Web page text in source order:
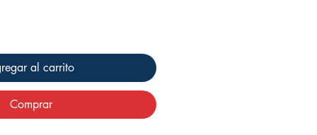
al carrito
Comprar